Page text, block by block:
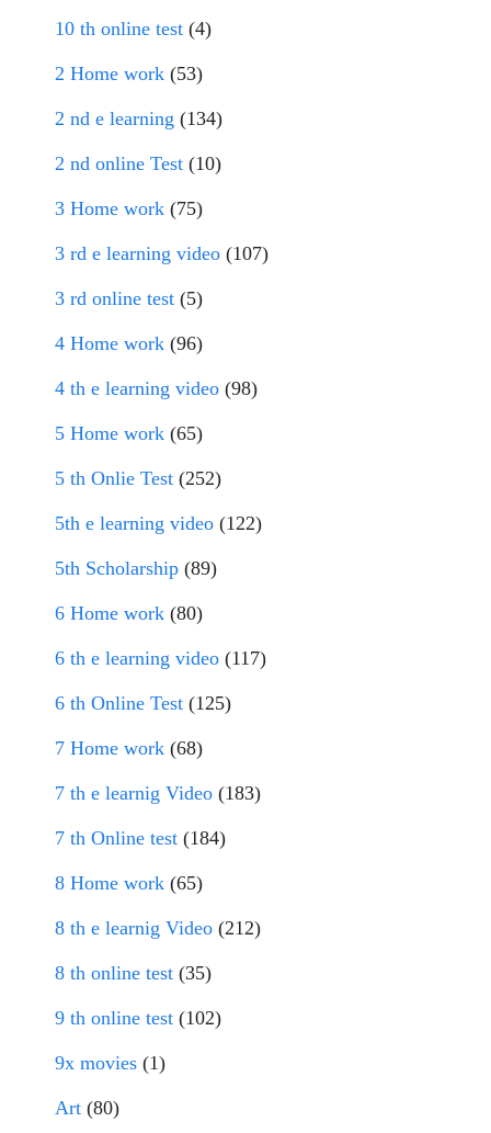
10 th online test (4)
2 Home work (53)
2 nd e learning (134)
2 nd online Test (10)
3 Home work (75)
3 rd e learning video (107)
3 rd online test (5)
4 Home work (96)
4 th e learning video (98)
5 Home work (65)
5 th Onlie Test (252)
5th e learning video (122)
5th Scholarship (89)
6 Home work (80)
6 th e learning video (117)
6 th Online Test (125)
7 Home work (68)
7 th e learnig Video (183)
7 th Online test (184)
8 Home work (65)
8 th e learnig Video (212)
8 th online test (35)
9 th online test (102)
9x movies (1)
Art (80)